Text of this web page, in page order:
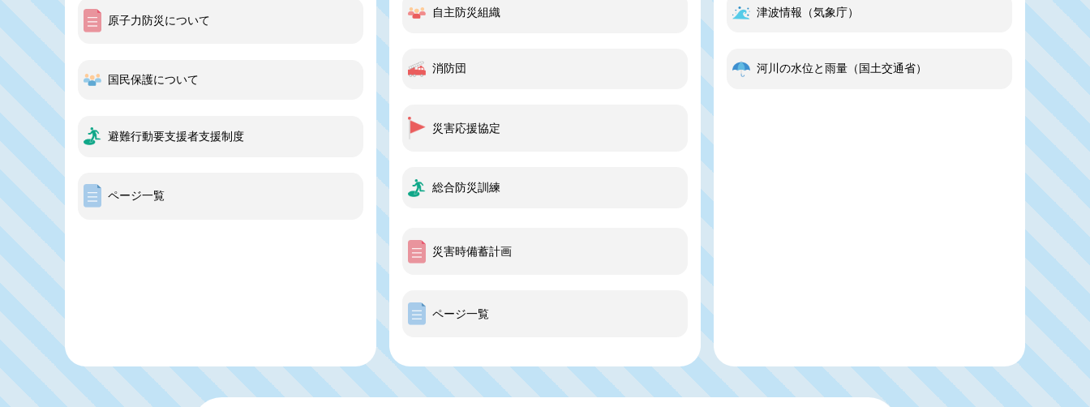
原子力防災について
国民保護について
避難行動要支援者支援制度
ページ一覧
自主防災組織
消防団
災害応援協定
総合防災訓練
災害時備蓄計画
ページ一覧
津波情報（気象庁）
河川の水位と雨量（国土交通省）